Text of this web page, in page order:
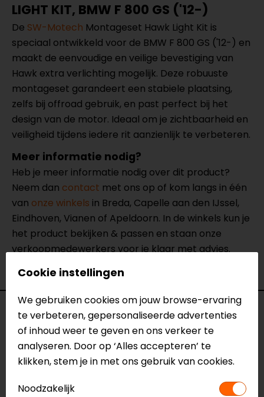
LIGHT KIT, BMW F 800 GS ('12-)
De SW-Motech Montageset Hawk Light Kit is
speciaal ontwikkeld voor de BMW F 800 GS ('12-) en
maakt de eenvoudige en veilige bevestiging van
Hawk extra verlichting mogelijk. Deze robuuste
montageset garandeert een stabiele plaatsing,
zelfs bij offroad gebruik, en past perfect bij het
design van de motor. Ideaal om je zichtbaarheid en
veiligheid tijdens iedere rit aanzienlijk te verbeteren.
Meer informatie nodig?
Heb je meer informatie nodig over dit product?
Neem dan contact met ons op of kom langs in één
van onze winkels in Breda, Capelle aan den IJssel,
Eindhoven, Vianen of Apeldoorn. In de winkels kun je
het product bekijken & passen en staan onze
verkoopmedewerkers voor je klaar met advies.
Specificaties
Naam
MONTAGESET HAWK LIGHT KIT, BMW F
800 GS ('12-)
Merk
SW-Motech
Cookie instellingen
We gebruiken cookies om jouw browse-ervaring
te verbeteren, gepersonaliseerde advertenties
of inhoud weer te geven en ons verkeer te
analyseren. Door op ‘Alles accepteren’ te
klikken, stem je in met ons gebruik van cookies.
Noodzakelijk